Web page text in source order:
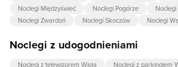
Noclegi Międzyświeć
Noclegi Pogórze
Noclegi
Noclegi Zwardoń
Noclegi Skoczów Noclegi
Noclegi z udogodnieniami
Noclegi z telewizorem Wisła
Noclegi z parkingiem